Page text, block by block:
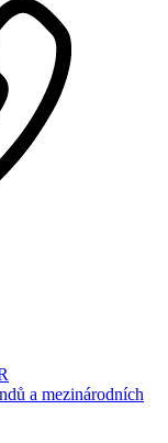
a mezinárodních